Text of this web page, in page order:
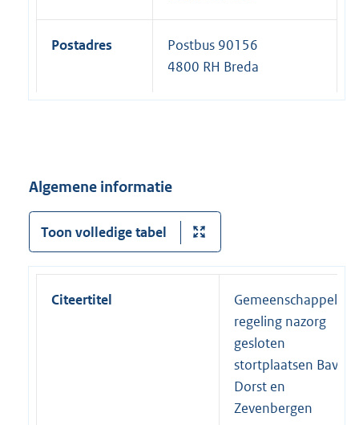
Postadres
Postbus 90156
4800 RH Breda
Algemene informatie
Toon volledige tabel
Citeertitel
Gemeenschappelijke
regeling nazorg
gesloten
stortplaatsen Bavel-
Dorst en
Zevenbergen